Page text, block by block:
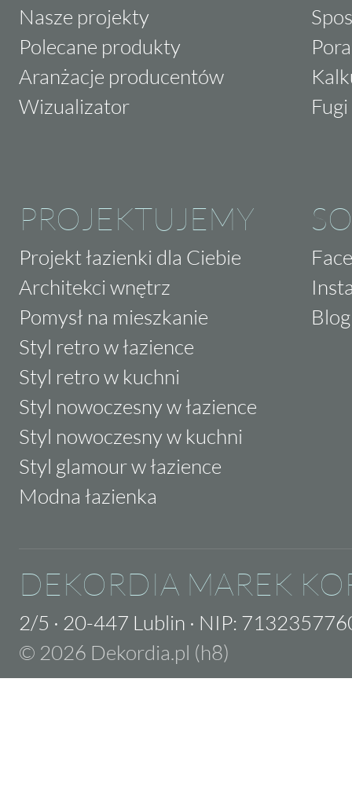
Nasze projekty
Polecane produkty
Aranżacje producentów
Wizualizator
PROJEKTUJEMY
Projekt łazienki dla Ciebie
Architekci wnętrz
Pomysł na mieszkanie
Styl retro w łazience
Styl retro w kuchni
Styl nowoczesny w łazience
Styl nowoczesny w kuchni
Styl glamour w łazience
Modna łazienka
Blog
DEKORDIA MAREK
2/5 · 20-447 Lublin · NIP:
© 2026 Dekordia.pl (h8)